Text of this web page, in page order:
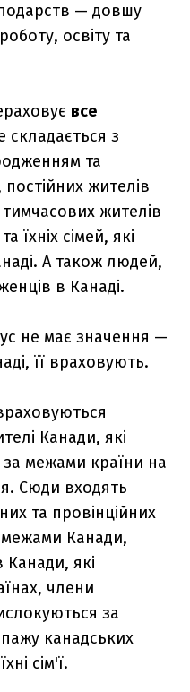
— довшу
освіту та
все
складається з
та
постійних жителів
жителів
їхніх сімей, які
А також людей,
в Канаді.
не має значення —
її враховують.
Канади, які
межами країни на
Сюди входять
та провінційних
Канади,
Канади, які
члени
за
канадських
сім'ї.